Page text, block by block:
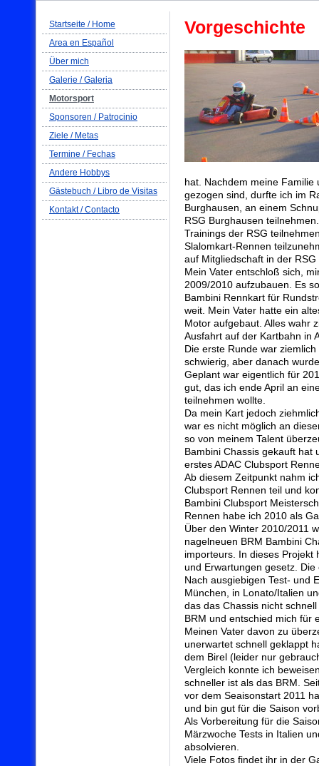
Startseite / Home
Area en Español
Über mich
Galerie / Galeria
Motorsport
Sponsoren / Patrocinio
Ziele / Metas
Termine / Fechas
Andere Hobbys
Gästebuch / Libro de Visitas
Kontakt / Contacto
Vorgeschichte
hat. Nachdem meine
gezogen sind, durfte ich im
Burghausen, an einem
RSG Burghausen
Trainings der RSG
Slalomkart-Rennen
auf Mitgliedschaft in der
Mein Vater entschloß sich,
2009/2010 aufzubauen. Es
Bambini Rennkart für
weit. Mein Vater hatte ein
Motor aufgebaut. Alles wahr
Ausfahrt auf der Kartbahn in
Die erste Runde war
schwierig, aber danach
Geplant war eigentlich für
gut, das ich ende April an
teilnehmen wollte.
Da mein Kart jedoch
war es nicht möglich an
so von meinem Talent
Bambini Chassis gekauft hat
erstes ADAC Clubsport
Ab diesem Zeitpunkt nahm
Clubsport Rennen teil und
Bambini Clubsport
Rennen habe ich 2010 als
Über den Winter 2010/2011
nagelneuen BRM Bambini
importeurs. In dieses Projekt
und Erwartungen gesetz.
Nach ausgiebigen Test- und
München, in Lonato/Italien
das das Chassis nicht
BRM und entschied mich für
Meinen Vater davon zu
unerwartet schnell geklappt
dem Birel (leider nur
Vergleich konnte ich
schneller ist als das BRM.
vor dem Seaisonstart 2011
und bin gut für die Saison
Als Vorbereitung für die
Märzwoche Tests in Italien
absolvieren.
Viele Fotos findet ihr in der